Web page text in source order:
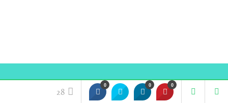
Ważne miejsca 0 0 0
28